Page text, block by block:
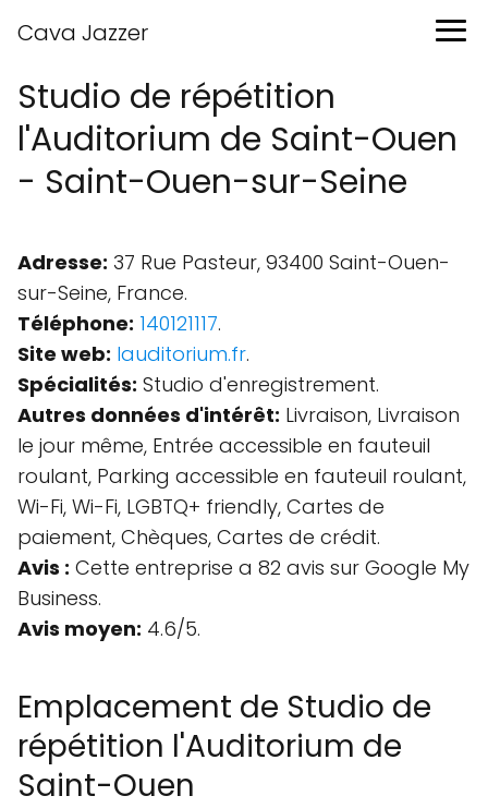
Cava Jazzer
Studio de répétition
l'Auditorium de Saint-Ouen
- Saint-Ouen-sur-Seine
Adresse: 37 Rue Pasteur, 93400 Saint-Ouen-
sur-Seine, France.
Téléphone: 140121117.
Site web: lauditorium.fr.
Spécialités: Studio d'enregistrement.
Autres données d'intérêt: Livraison, Livraison
le jour même, Entrée accessible en fauteuil
roulant, Parking accessible en fauteuil roulant,
Wi-Fi, Wi-Fi, LGBTQ+ friendly, Cartes de
paiement, Chèques, Cartes de crédit.
Avis : Cette entreprise a 82 avis sur Google My
Business.
Avis moyen: 4.6/5.
Emplacement de Studio de
répétition l'Auditorium de
Saint-Ouen